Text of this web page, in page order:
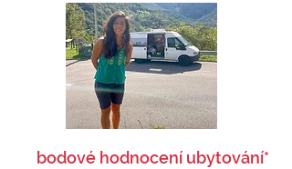
bodové hodnocení ubytování*